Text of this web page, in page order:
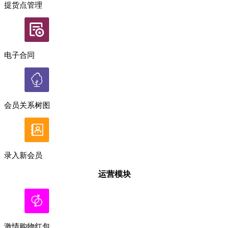
提货点管理
电子合同
会员关系树图
录入新会员
运营模块
激情购物红包